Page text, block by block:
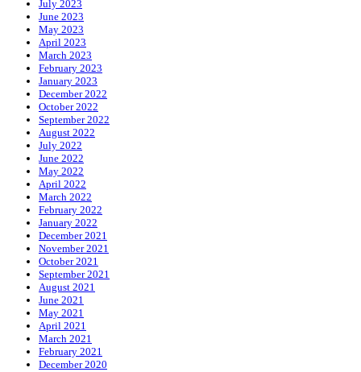
July 2023
June 2023
May 2023
April 2023
March 2023
February 2023
January 2023
December 2022
October 2022
September 2022
August 2022
July 2022
June 2022
May 2022
April 2022
March 2022
February 2022
January 2022
December 2021
November 2021
October 2021
September 2021
August 2021
June 2021
May 2021
April 2021
March 2021
February 2021
December 2020